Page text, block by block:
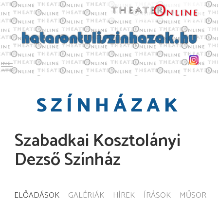
Toggle main menu visibility
SZÍNHÁZAK
Szabadkai Kosztolányi
Dezső Színház
ELŐADÁSOK GALÉRIÁK HÍREK ÍRÁSOK MŰSOR